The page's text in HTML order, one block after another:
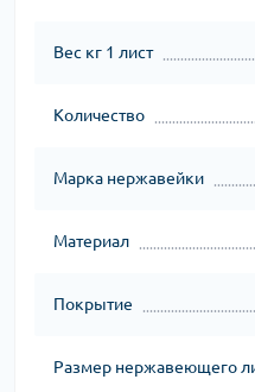
Вес кг 1 лист
Количество
Марка нержавейки
Материал
Покрытие
Размер нержавеющего